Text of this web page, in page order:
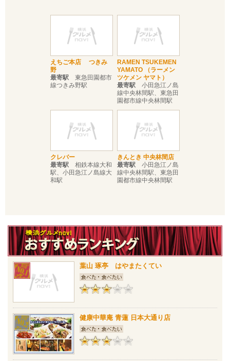
えちご本店 つきみ
野
最寄駅 東急田園都市
線つきみ野駅
RAMEN TSUKEMEN
YAMATO （ラーメン
ツケメン ヤマト）
最寄駅 小田急江ノ島
線中央林間駅、東急田
園都市線中央林間駅
クレバー
最寄駅 相鉄本線大和
駅、小田急江ノ島線大
和駅
きんとき 中央林間店
最寄駅 小田急江ノ島
線中央林間駅、東急田
園都市線中央林間駅
葉山 琢亭 はやまたくてい
健康中華庵 青蓮 日本大通り店